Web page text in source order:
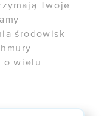
Twoje
środowisk
o wielu